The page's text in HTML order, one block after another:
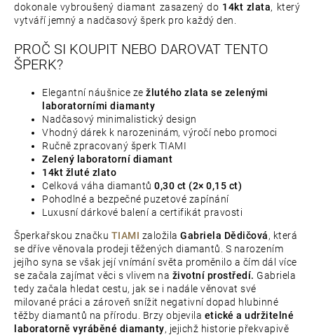
dokonale vybroušený diamant zasazený do 14kt zlata, který
vytváří jemný a nadčasový šperk pro každý den.
PROČ SI KOUPIT NEBO DAROVAT TENTO
ŠPERK?
Elegantní náušnice ze žlutého zlata se zelenými
laboratorními diamanty
Nadčasový minimalistický design
Vhodný dárek k narozeninám, výročí nebo promoci
Ručně zpracovaný šperk TIAMI
Zelený laboratorní diamant
14kt žluté zlato
Celková váha diamantů 0,30 ct (2× 0,15 ct)
Pohodlné a bezpečné puzetové zapínání
Luxusní dárkové balení a certifikát pravosti
Šperkařskou značku TIAMI založila Gabriela Dědičová, která
se dříve věnovala prodeji těžených diamantů. S narozením
jejího syna se však její vnímání světa proměnilo a čím dál více
se začala zajímat věci s vlivem na životní prostředí. Gabriela
tedy začala hledat cestu, jak se i nadále věnovat své
milované práci a zároveň snížit negativní dopad hlubinné
těžby diamantů na přírodu. Brzy objevila etické a udržitelné
laboratorně vyráběné diamanty, jejichž historie překvapivě